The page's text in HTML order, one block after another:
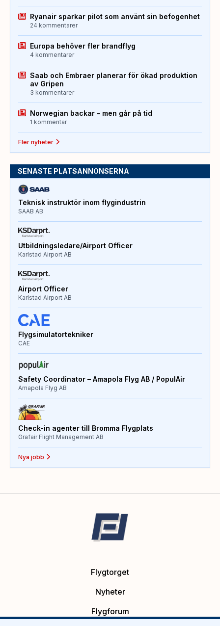
Ryanair sparkar pilot som använt sin befogenhet
24 kommentarer
Europa behöver fler brandflyg
4 kommentarer
Saab och Embraer planerar för ökad produktion
av Gripen
3 kommentarer
Norwegian backar – men går på tid
1 kommentar
Fler nyheter
SENASTE PLATSANNONSERNA
Teknisk instruktör inom flygindustrin
SAAB AB
Utbildningsledare/Airport Officer
Karlstad Airport AB
Airport Officer
Karlstad Airport AB
Flygsimulatortekniker
CAE
Safety Coordinator – Amapola Flyg AB / PopulAir
Amapola Flyg AB
Check-in agenter till Bromma Flygplats
Grafair Flight Management AB
Nya jobb
Flygtorget
Nyheter
Flygforum